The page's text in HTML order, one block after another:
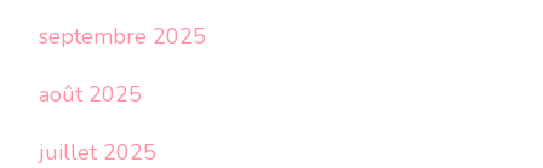
septembre 2025
août 2025
juillet 2025